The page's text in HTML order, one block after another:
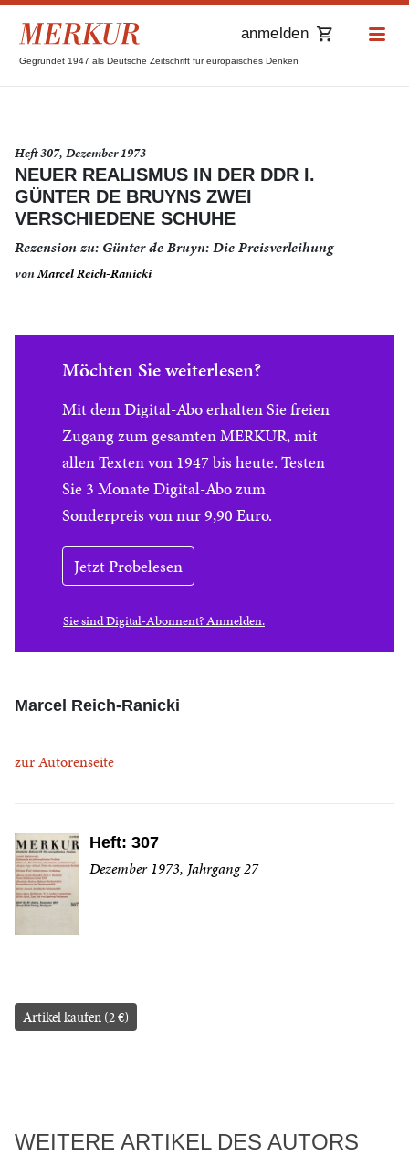
Gegründet 1947 als Deutsche Zeitschrift für europäisches Denken
anmelden
Heft 307, Dezember 1973
NEUER REALISMUS IN DER DDR I.
GÜNTER DE BRUYNS ZWEI
VERSCHIEDENE SCHUHE
Rezension zu: Günter de Bruyn: Die Preisverleihung
vonMarcel Reich-Ranicki
Möchten Sie weiterlesen?
Mit dem Digital-Abo erhalten Sie freien
Zugang zum gesamten MERKUR, mit
allen Texten von 1947 bis heute. Testen
Sie 3 Monate Digital-Abo zum
Sonderpreis von nur 9,90 Euro.
Jetzt Probelesen
Sie sind Digital-Abonnent? Anmelden.
Marcel Reich-Ranicki
zur Autorenseite
Heft: 307
Dezember 1973, Jahrgang 27
Artikel kaufen (2 €)
WEITERE ARTIKEL DES AUTORS